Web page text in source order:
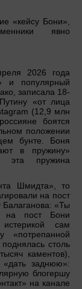
«кейсу Бони»,
явно
2026 года
и популярный
записала 18-
«от лица
(12,9 млн
боятся
положении
бунте. Боня
в пружину»
эта пружина
Шмидта», то
на пост
Балаганова: «Ты
на пост Бони
сам
«потрепанной
столь
каментов),
«дать заднюю»:
блогершу
на канале